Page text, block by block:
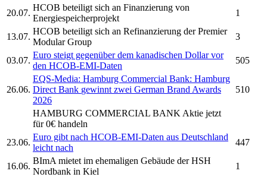
20.07.
HCOB beteiligt sich an Finanzierung von
Energiespeicherprojekt
1
13.07.
HCOB beteiligt sich an Refinanzierung der Premier
Modular Group
3
03.07.
Euro steigt gegenüber dem kanadischen Dollar vor
den HCOB-EMI-Daten
505
26.06.
EQS-Media: Hamburg Commercial Bank: Hamburg
Direct Bank gewinnt zwei German Brand Awards
2026
510
HAMBURG COMMERCIAL BANK Aktie jetzt
für 0€ handeln
23.06.
Euro gibt nach HCOB-EMI-Daten aus Deutschland
leicht nach
447
16.06.
BImA mietet im ehemaligen Gebäude derHSH
Nordbank in Kiel
1